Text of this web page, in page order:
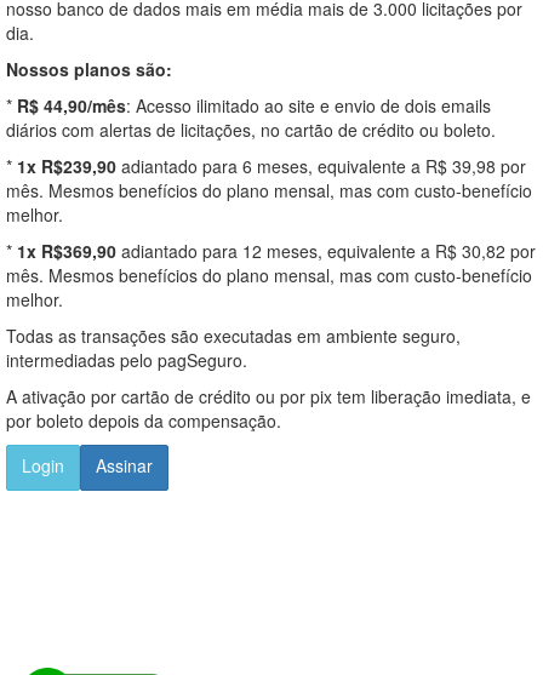
nosso banco de dados mais em média mais de 3.000 licitações por
dia.
Nossos planos são:
* R$ 44,90/mês: Acesso ilimitado ao site e envio de dois emails
diários com alertas de licitações, no cartão de crédito ou boleto.
* 1x R$239,90 adiantado para 6 meses, equivalente a R$ 39,98 por
mês. Mesmos benefícios do plano mensal, mas com custo-benefício
melhor.
* 1x R$369,90 adiantado para 12 meses, equivalente a R$ 30,82 por
mês. Mesmos benefícios do plano mensal, mas com custo-benefício
melhor.
Todas as transações são executadas em ambiente seguro,
intermediadas pelo pagSeguro.
A ativação por cartão de crédito ou por pix tem liberação imediata, e
por boleto depois da compensação.
Login
Assinar